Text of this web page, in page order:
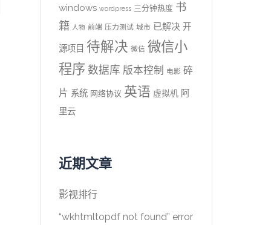
windows wordpress 三分钟热度 书
籍 人物 前端 压力测试 城市 已解决 开
源项目 待解决 微信 微信小
程序 数据库 版本控制 电影 碎
片 系统 网络协议 英语 虚拟机 阿
里云
近期文章
影视排行
“wkhtmltopdf not found” error